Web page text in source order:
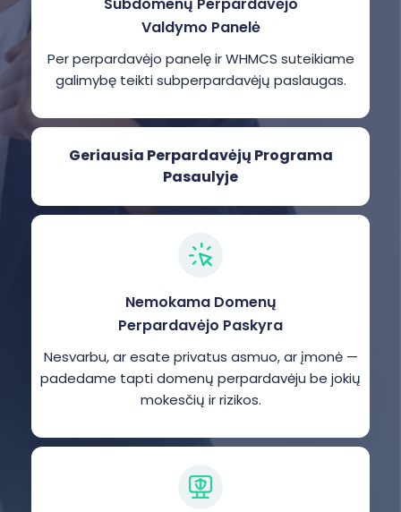
Valdymo Panelė
Per perpardavėjo panelę ir WHMCS suteikiame
galimybę teikti subperpardavėjų paslaugas.
Geriausia Perpardavėjų Programa
Pasaulyje
Nemokama Domenų
Perpardavėjo Paskyra
Nesvarbu, ar esate privatus asmuo, ar įmonė —
padedame tapti domenų perpardavėju be jokių
mokesčių ir rizikos.